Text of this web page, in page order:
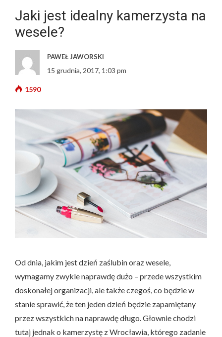
Jaki jest idealny kamerzysta na
wesele?
PAWEŁ JAWORSKI
15 grudnia, 2017, 1:03 pm
1590
Od dnia, jakim jest dzień zaślubin oraz wesele,
wymagamy zwykle naprawdę dużo – przede wszystkim
doskonałej organizacji, ale także czegoś, co będzie w
stanie sprawić, że ten jeden dzień będzie zapamiętany
przez wszystkich na naprawdę długo. Głownie chodzi
tutaj jednak o kamerzystę z Wrocławia, którego zadanie